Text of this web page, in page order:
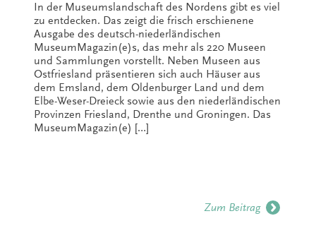
In der Museumslandschaft des Nordens gibt es viel
zu entdecken. Das zeigt die frisch erschienene
Ausgabe des deutsch-niederländischen
MuseumMagazin(e)s, das mehr als 220 Museen
und Sammlungen vorstellt. Neben Museen aus
Ostfriesland präsentieren sich auch Häuser aus
dem Emsland, dem Oldenburger Land und dem
Elbe-Weser-Dreieck sowie aus den niederländischen
Provinzen Friesland, Drenthe und Groningen. Das
MuseumMagazin(e) […]
Zum Beitrag